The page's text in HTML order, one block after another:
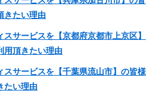
きたい理由
サービスを【京都府京都市上京区】
用頂きたい理由
スサービスを【千葉県流山市】の皆様
たい理由